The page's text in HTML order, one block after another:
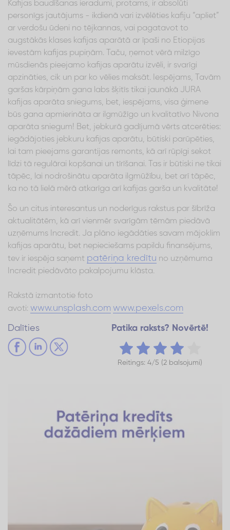
Kafijas baudīšanas ieradumi, protams, ir absolūti
personīgs jautājums - ikdienā vari izvēlēties kafiju “apliet”
ar verdošu ūdeni no tējkannas, vai pagatavot to
augstākās klases kafijas aparātā ar īpaši no Etiopijas
ievestām kafijas pupiņām. Taču, ņemot vērā milzīgo
mūsdienās pieejamo kafijas aparātu izvēli, ir svarīgi
apzināties, cik un par ko vēlies maksāt. Iespējams, Tavām
garšas kārpiņām gana labs šķitīs tikai jaunākā JURA
kafijas aparāta sniegums, bet, iespējams, visa ģimene
būs gana apmierināta ar ilgmūžīgo un kvalitatīvo Nivona
aparāta sniegum! Bet, jebkurā gadījumā vērts atcerēties:
iegādājoties jebkuru kafijas aparātu, būtiski parūpēties,
lai tam pieejams garantijas remonts, kā arī rūpīgi sekot
līdzi tā regulārai kopšanai un tīrīšanai. Tas ir būtiski ne tikai
tāpēc, lai nodrošinātu aparāta ilgmūžību, bet arī tāpēc,
ka no tā lielā mērā atkarīga arī kafijas garša un kvalitāte!
Šo un citus interesantus un noderīgus rakstus par šībrīža
aktualitātēm, kā arī vienmēr svarīgām tēmām piedāvā
uzņēmums Incredit. Ja plāno iegādāties savam mājoklim
kafijas aparātu, bet nepieciešams papildu finansējums,
tev ir iespēja saņemt patēriņa kredītu no uzņēmuma
Incredit piedāvāto pakalpojumu klāsta.
Rakstā izmantotie foto
avoti: www.unsplash.com www.pexels.com
Dalīties Patika raksts? Novērtē!
Reitings: 4/5 (2 balsojumi)